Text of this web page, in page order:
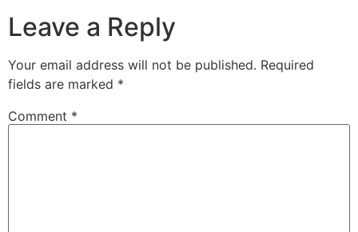
Leave a Reply
Your email address will not be published. Required
fields are marked *
Comment *